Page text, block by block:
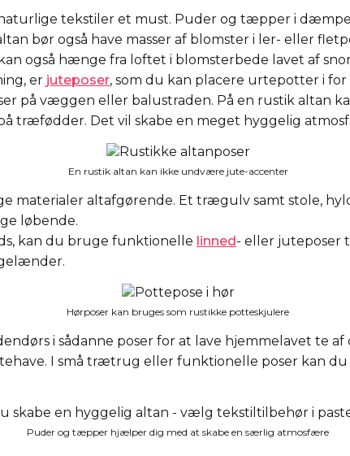
naturlige tekstiler et must. Puder og tæpper i
bør også have masser af blomster i ler- eller
også hænge fra loftet i blomsterbede lavet af
er juteposer, som du kan placere urtepotter i
på væggen eller balustraden. På en rustik altan
træfødder. Det vil skabe en meget hyggelig
En rustik altan kan ikke undvære jute-accenter
materialer altafgørende. Et trægulv samt stole,
løbende.
kan du bruge funktionelle linned- eller juteposer
Hørposer kan bruges som rustikke potteskjulere
i sådanne poser for at lave hjemmelavet te af
I små trætrug eller funktionelle poser kan
Puder og tæpper hjælper dig med at skabe en særlig atmosfære